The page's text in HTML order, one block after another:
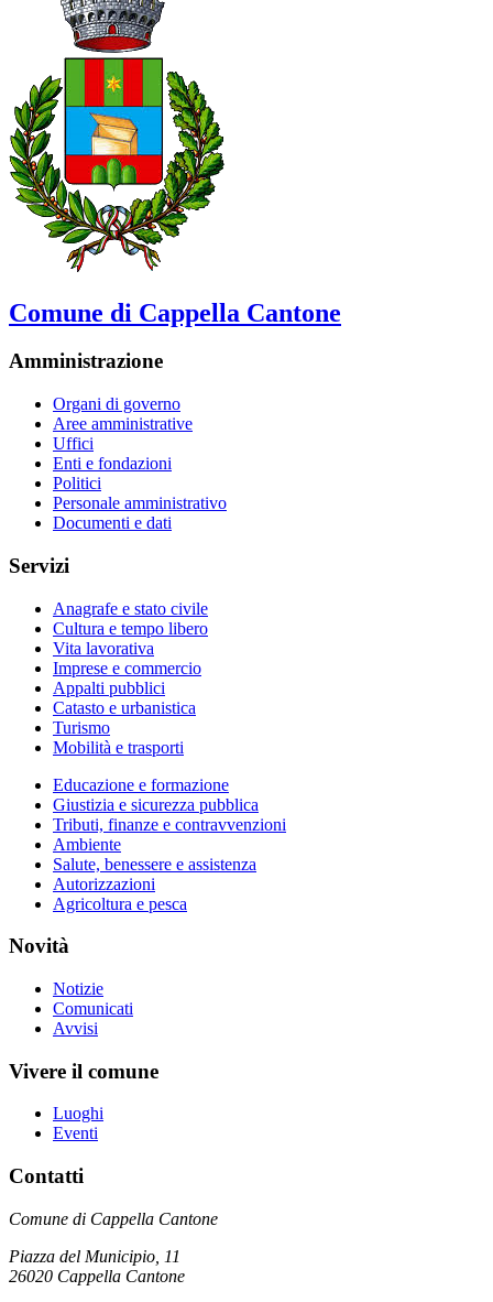
Comune di Cappella Cantone
Amministrazione
Organi di governo
Aree amministrative
Uffici
Enti e fondazioni
Politici
Personale amministrativo
Documenti e dati
Servizi
Anagrafe e stato civile
Cultura e tempo libero
Vita lavorativa
Imprese e commercio
Appalti pubblici
Catasto e urbanistica
Turismo
Mobilità e trasporti
Educazione e formazione
Giustizia e sicurezza pubblica
Tributi, finanze e contravvenzioni
Ambiente
Salute, benessere e assistenza
Autorizzazioni
Agricoltura e pesca
Novità
Notizie
Comunicati
Avvisi
Vivere il comune
Luoghi
Eventi
Contatti
Comune di Cappella Cantone
Piazza del Municipio, 11
26020 Cappella Cantone